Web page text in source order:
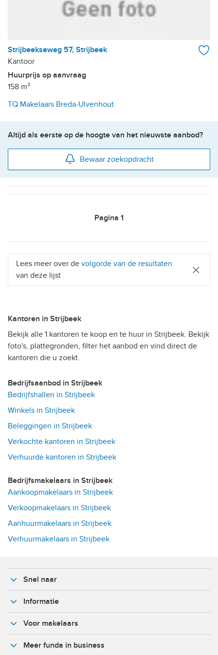
Strijbeekseweg 57, Strijbeek
Kantoor
Huurprijs op aanvraag
158 m²
TQ Makelaars Breda-Ulvenhout
Altijd als eerste op de hoogte van het nieuwste aanbod?
Bewaar zoekopdracht
Pagina 1
Lees meer over de volgorde van de resultaten
van deze lijst
Kantoren in Strijbeek
Bekijk alle 1 kantoren te koop en te huur in Strijbeek. Bekijk
foto's, plattegronden, filter het aanbod en vind direct de
kantoren die u zoekt.
Bedrijfsaanbod in Strijbeek
Bedrijfshallen in Strijbeek
Winkels in Strijbeek
Beleggingen in Strijbeek
Verkochte kantoren in Strijbeek
Verhuurde kantoren in Strijbeek
Bedrijfsmakelaars in Strijbeek
Aankoopmakelaars in Strijbeek
Verkoopmakelaars in Strijbeek
Aanhuurmakelaars in Strijbeek
Verhuurmakelaars in Strijbeek
Snel naar
Informatie
Voor makelaars
Meer funda in business